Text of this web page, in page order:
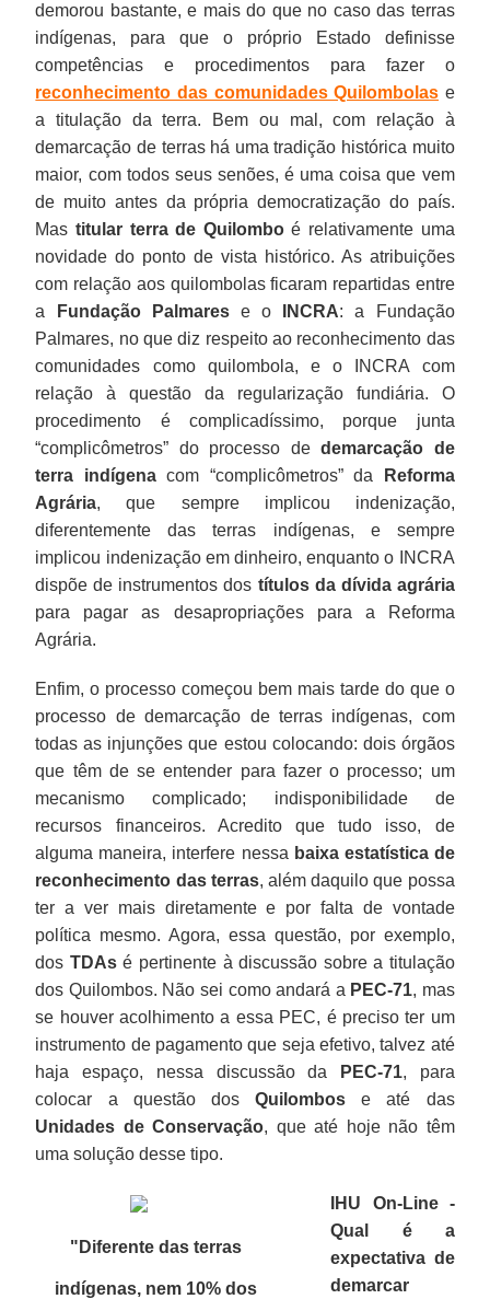
demorou bastante, e mais do que no caso das terras
indígenas, para que o próprio Estado definisse
competências e procedimentos para fazer o
reconhecimento das comunidades Quilombolas e
a titulação da terra. Bem ou mal, com relação à
demarcação de terras há uma tradição histórica muito
maior, com todos seus senões, é uma coisa que vem
de muito antes da própria democratização do país.
Mastitular terra de Quilomboé relativamente uma
novidade do ponto de vista histórico. As atribuições
com relação aos quilombolas ficaram repartidas entre
a
Fundação Palmarese o INCRA: a Fundação
Palmares, no que diz respeito ao reconhecimento das
comunidades como quilombola, e o INCRA com
relação à questão da regularização fundiária. O
procedimento é complicadíssimo, porque junta
“complicômetros” do processo dedemarcação de
terra indígenacom “complicômetros” da
Reforma
Agrária, que sempre implicou indenização,
diferentemente das terras indígenas, e sempre
implicou indenização em dinheiro, enquanto o INCRA
dispõe de instrumentos dos títulos da dívida agrária
para pagar as desapropriações para a Reforma
Agrária.
Enfim, o processo começou bem mais tarde do que o
processo de demarcação de terras indígenas, com
todas as injunções que estou colocando: dois órgãos
que têm de se entender para fazer o processo; um
mecanismo complicado; indisponibilidade de
recursos financeiros. Acredito que tudo isso, de
alguma maneira, interfere nessa baixa estatística de
reconhecimento das terras, além daquilo que possa
ter a ver mais diretamente e por falta de vontade
política mesmo. Agora, essa questão, por exemplo,
dos TDAsé pertinente à discussão sobre a titulação
dos Quilombos. Não sei como andará a PEC-71, mas
se houver acolhimento a essa PEC, é preciso ter um
instrumento de pagamento que seja efetivo, talvez até
haja espaço, nessa discussão da
PEC-71, para
colocar a questão dosQuilombos e até das
Unidades de Conservação, que até hoje não têm
uma solução desse tipo.
"Diferente das terras
indígenas, nem 10% dos
IHU On-Line -
Qual é a
expectativa de
demarcar